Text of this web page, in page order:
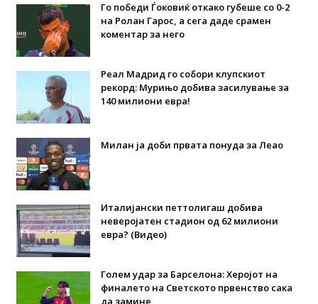
Го победи Ѓоковиќ откако губеше со 0-2
на Ролан Гарос, а сега даде срамен
коментар за него
Реал Мадрид го собори клупскиот
рекорд: Мурињо добива засилување за
140 милиони евра!
Милан ја доби првата понуда за Леао
Италијански петтолигаш добива
неверојатен стадион од 62 милиони
евра? (Видео)
Голем удар за Барселона: Херојот на
финалето на Светското првенство сака
да замине